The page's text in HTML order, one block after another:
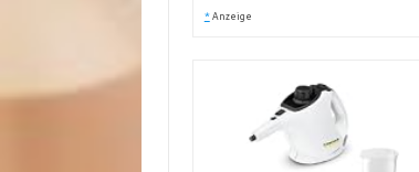
* Anzeige